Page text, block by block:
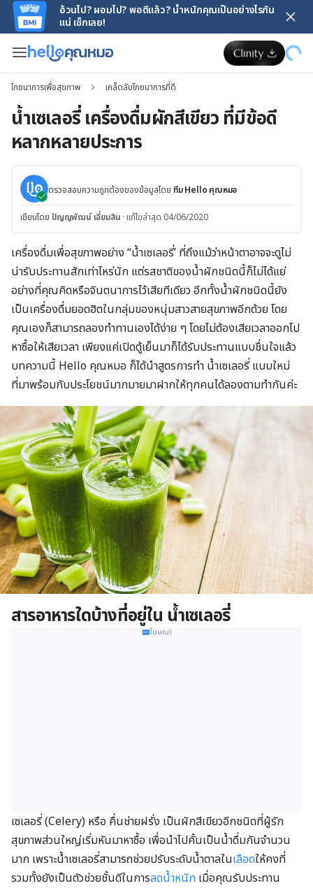
อ้วนไป? ผอมไป? พอดีแล้ว? น้ำหนักคุณเป็นอย่างไรกัน
แน่ เช็กเลย!
โภชนาการเพื่อสุขภาพ เคล็ดลับโภชนาการที่ดี
น้ำเซเลอรี่ เครื่องดื่มผักสีเขียว ที่มีข้อดี
หลากหลายประการ
ตรวจสอบความถูกต้องของข้อมูลโดย ทีม Hello คุณหมอ
เขียนโดย ปัญญพัฒน์ เอี่ยมสิน · แก้ไขล่าสุด 04/06/2020
เครื่องดื่มเพื่อสุขภาพอย่าง “น้ำเซเลอรี่’ ที่ถึงแม้ว่าหน้าตาอาจจะดูไม่
น่ารับประทานสักเท่าไหร่นัก แต่รสชาติของน้ำผักชนิดนี้ก็ไม่ได้แย่
อย่างที่คุณคิดหรือจินตนาการไว้เสียทีเดียว อีกทั้งน้ำผักชนิดนี้ยัง
เป็นเครื่องดื่มยอดฮิตในกลุ่มของหนุ่มสาวสายสุขภาพอีกด้วย โดย
คุณเองก็สามารถลองทำทานเองได้ง่าย ๆ โดยไม่ต้องเสียเวลาออกไป
หาซื้อให้เสียเวลา เพียงแค่เปิดตู้เย็นมาก็ได้รับประทานแบบชื่นใจแล้ว
บทความนี้ Hello คุณหมอ ก็ได้นำสูตรการทำ น้ำเซเลอรี่ แบบใหม่
ที่มาพร้อมกับประโยชน์มากมายมาฝากให้ทุกคนได้ลองตามทำกันค่ะ
สารอาหารใดบ้างที่อยู่ใน น้ำเซเลอรี่
โฆษณา
เซเลอรี่ (Celery) หรือ คื่นช่ายฝรั่ง เป็นผักสีเขียวอีกชนิดที่ผู้รัก
สุขภาพส่วนใหญ่เริ่มหันมาหาซื้อ เพื่อนำไปคั้นเป็นน้ำดื่มกันจำนวน
มาก เพราะน้ำเซเลอรี่สามารถช่วยปรับระดับน้ำตาลในเลือดให้คงที่
รวมทั้งยังเป็นตัวช่วยชั้นดีในการลดน้ำหนัก เมื่อคุณรับประทาน